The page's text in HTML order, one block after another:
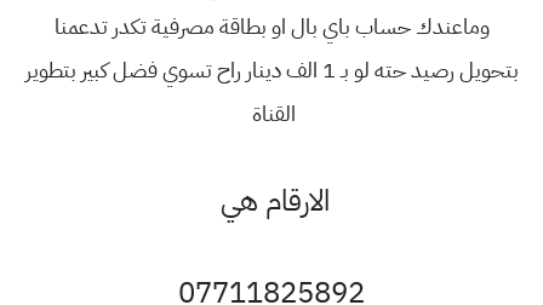
وماعندك حساب باي بال او بطاقة مصرفية تكدر تدعمنا
بتحويل رصيد حته لو بـ 1 الف دينار راح تسوي فضل كبير بتطوير
القناة
الارقام هي
07711825892